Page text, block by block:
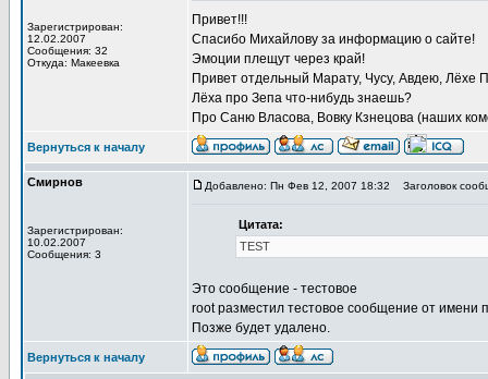
Зарегистрирован:
12.02.2007
Сообщения: 32
Откуда: Макеевка
Привет!!!
Спасибо Михайлову за информацию о сайте!
Эмоции плещут через край!
Привет отдельный Марату, Чусу, Авдею, Лёхе
Лёха про Зепа что-нибудь знаешь?
Про Саню Власова, Вовку Кзнецова (наших
Вернуться к началу
Смирнов
Зарегистрирован:
10.02.2007
Сообщения: 3
Добавлено: Пн Фев 12, 2007 18:32 Заголовок
Цитата:
TEST
Это сообщение - тестовое
root разместил тестовое сообщение от имени
Позже будет удалено.
Вернуться к началу